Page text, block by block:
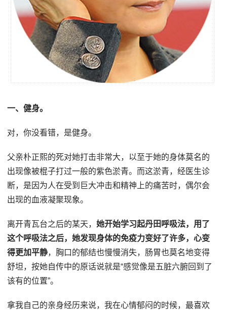
一、健身。
对，你没看错，是健身。
父亲朴正熙的死对她打击非常大，以至于她的身体莫名的
出现像被棍子打过一般的紫色淤青。而这淤青，经医生诊
断，是因为人在受到巨大冲击和精神上的痛苦时，偶尔会
出现的血液凝聚现象。
离开青瓦台之后的某天，她开始学习起丹田呼吸法，用了
这个呼吸法之后，她发现身体的免疫力变好了许多，心变
得更加平静，胸口的郁结也慢慢消失，肠胃也莫名地变得
舒坦，按她自传中的原话说就是“感觉像是五脏六腑回到了
该有的位置”。
拿我自己的亲身经历来说，我在心情郁闷的时候，最喜欢